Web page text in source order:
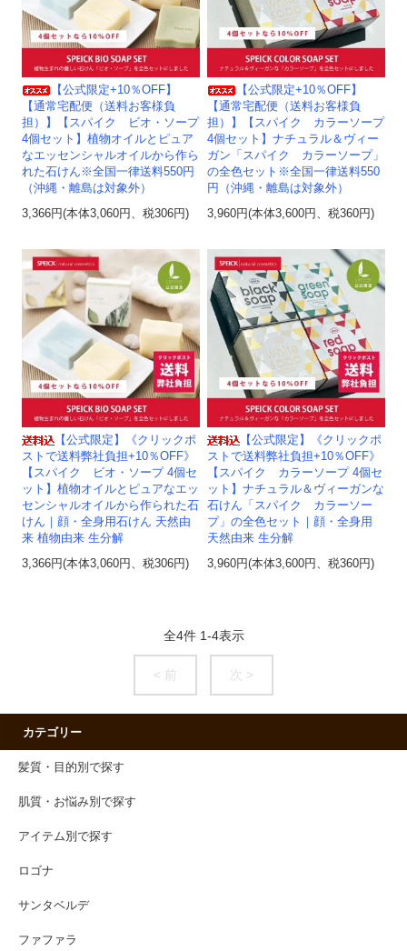
【公式限定+10％OFF】
【通常宅配便（送料お客様負
担）】【スパイク ビオ・ソープ
4個セット】植物オイルとピュア
なエッセンシャルオイルから作ら
れた石けん※全国一律送料550円
（沖縄・離島は対象外）
3,366円(本体3,060円、税306円)
【公式限定+10％OFF】
【通常宅配便（送料お客様負
担）】【スパイク カラーソープ
4個セット】ナチュラル＆ヴィー
ガン「スパイク カラーソープ」
の全色セット※全国一律送料550
円（沖縄・離島は対象外）
3,960円(本体3,600円、税360円)
【公式限定】《クリックポ
ストで送料弊社負担+10％OFF》
【スパイク ビオ・ソープ 4個セ
ット】植物オイルとピュアなエッ
センシャルオイルから作られた石
けん｜顔・全身用石けん 天然由
来 植物由来 生分解
3,366円(本体3,060円、税306円)
【公式限定】《クリックポ
ストで送料弊社負担+10％OFF》
【スパイク カラーソープ 4個セ
ット】ナチュラル＆ヴィーガンな
石けん「スパイク カラーソー
プ」の全色セット｜顔・全身用
天然由来 生分解
3,960円(本体3,600円、税360円)
全4件 1-4表示
< 前 次 >
カテゴリー
髪質・目的別で探す
肌質・お悩み別で探す
アイテム別で探す
ロゴナ
サンタベルデ
ファファラ